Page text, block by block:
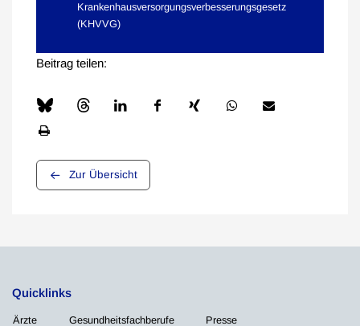
Krankenhausversorgungsverbesserungsgesetz
(KHVVG)
Beitrag teilen:
Zur Übersicht
Quicklinks
Ärzte Gesundheitsfachberufe Presse